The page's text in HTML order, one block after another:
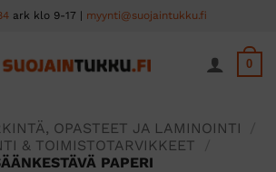
ark klo 9-17 | myynti@suojaintukku.fi
0
OPASTEET JA LAMINOINTI
& TOIMISTOTARVIKKEET
PAPERI